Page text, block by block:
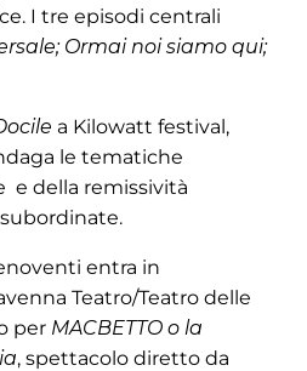
I tre episodi centrali
Ormai noi siamo qui;
a Kilowatt festival,
le tematiche
e della remissività
entra in
Teatro/Teatro delle
per MACBETTO o la
, spettacolo diretto da